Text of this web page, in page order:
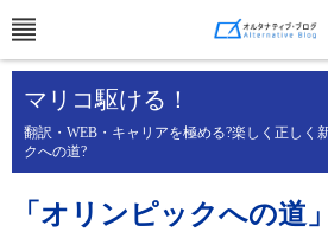
マリコ駆ける！
翻訳・WEB・キャリアを極める?楽しく正しく
クへの道?
「オリンピックへの道